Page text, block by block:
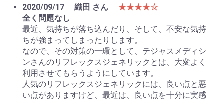
2020/09/17
織田 さん
★★★★☆
全く問題なし
最近、気持ちが落ち込んだり、そして、不安な気持
ちが強まってしまったりします。
なので、その対策の一環として、テジャスメディシ
ンさんのリフレックスジェネリックとは、大変よく
利用させてもらうようにしています。
人気のリフレックスジェネリックには、良い点と悪
い点がありますけど、最近は、良い点を十分に実感